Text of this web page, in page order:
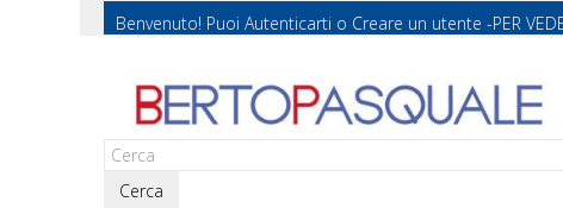
Benvenuto! Puoi Autenticarti o Creare un utente -PER
Cerca